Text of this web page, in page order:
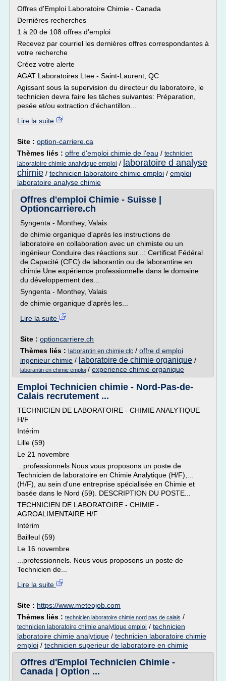
Offres d'Emploi Laboratoire Chimie - Canada
Dernières recherches
1 à 20 de 108 offres d'emploi
Recevez par courriel les dernières offres correspondantes à
votre recherche
Créez votre alerte
AGAT Laboratoires Ltee - Saint-Laurent, QC
Agissant sous la supervision du directeur du laboratoire, le
technicien devra faire les tâches suivantes: Préparation,
pesée et/ou extraction d'échantillon...
Lire la suite
Site : option-carriere.ca
Thèmes liés : offre d'emploi chimie de l'eau / technicien
laboratoire chimie analytique emploi / laboratoire d analyse
chimie / technicien laboratoire chimie emploi / emploi
laboratoire analyse chimie
Offres d'emploi Chimie - Suisse |
Optioncarriere.ch
Syngenta - Monthey, Valais
de chimie organique d'après les instructions de
laboratoire en collaboration avec un chimiste ou un
ingénieur Conduire des réactions sur...: Certificat Fédéral
de Capacité (CFC) de laborantin ou de laborantine en
chimie Une expérience professionnelle dans le domaine
du développement des...
Syngenta - Monthey, Valais
de chimie organique d'après les...
Lire la suite
Site : optioncarriere.ch
Thèmes liés : laborantin en chimie cfc / offre d emploi
ingenieur chimie / laboratoire de chimie organique /
laborantin en chimie emploi / experience chimie organique
Emploi Technicien chimie - Nord-Pas-de-
Calais recrutement ...
TECHNICIEN DE LABORATOIRE - CHIMIE ANALYTIQUE
H/F
Intérim
Lille (59)
Le 21 novembre
...professionnels Nous vous proposons un poste de
Technicien de laboratoire en Chimie Analytique (H/F),...
(H/F), au sein d'une entreprise spécialisée en Chimie et
basée dans le Nord (59). DESCRIPTION DU POSTE...
TECHNICIEN DE LABORATOIRE - CHIMIE -
AGROALIMENTAIRE H/F
Intérim
Bailleul (59)
Le 16 novembre
...professionnels. Nous vous proposons un poste de
Technicien de...
Lire la suite
Site : https://www.meteojob.com
Thèmes liés : technicien laboratoire chimie nord pas de calais /
technicien laboratoire chimie analytique emploi / technicien
laboratoire chimie analytique / technicien laboratoire chimie
emploi / technicien superieur de laboratoire en chimie
Offres d'Emploi Technicien Chimie -
Canada | Option ...